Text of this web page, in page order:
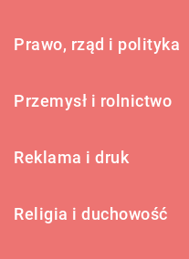
Prawo, rząd i polityka
Przemysł i rolnictwo
Reklama i druk
Religia i duchowość